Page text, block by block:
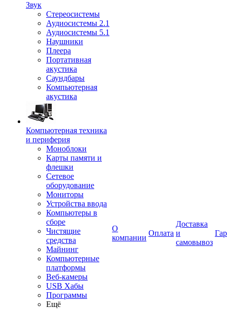
Звук
Стереосистемы
Аудиосистемы 2.1
Аудиосистемы 5.1
Наушники
Плеера
Портативная
акустика
Саундбары
Компьютерная
акустика
Компьютерная техника
и периферия
Моноблоки
Карты памяти и
флешки
Сетевое
оборудование
Мониторы
Устройства ввода
Компьютеры в
сборе
Чистящие
средства
Майнинг
Компьютерные
платформы
Веб-камеры
USB Хабы
Программы
Ещё
О
компании
Оплата
Доставка
и
самовывоз